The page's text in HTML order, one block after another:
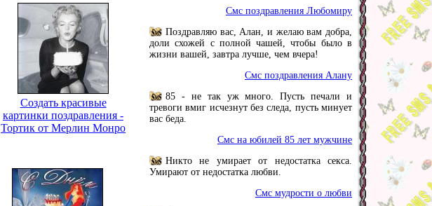
Создать красивые
картинки поздравления -
Тортик от Мерлин Монро
Смс поздравления Любомиру
Поздравляю вас, Алан, и желаю вам добра,
доли схожей с полной чашей, чтобы было в
жизни вашей, завтра лучше, чем вчера!
Смс поздравления Алану
85 - не так уж много. Пусть печали и
тревоги вмиг исчезнут без следа, пусть минует
вас беда.
Смс на юбилей 85 лет мужчине
Никто не умирает от недостатка секса.
Умирают от недостатка любви.
Смс мудрости о любви